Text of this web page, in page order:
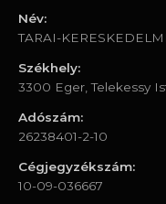
Név:
TARAI-
Székhely:
3300 Eger, Telekessy
Adószám:
26238401-2-10
Cégjegyzékszám:
10-09-036667